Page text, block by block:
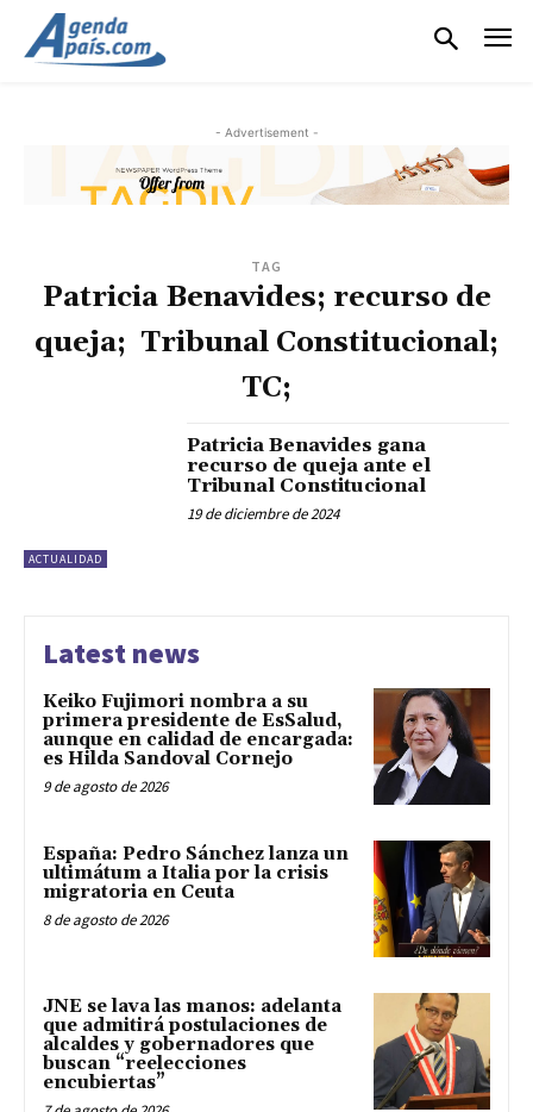
- Advertisement -
TAG
Patricia Benavides; recurso de
queja; Tribunal Constitucional;
TC;
ACTUALIDAD
Patricia Benavides gana
recurso de queja ante el
Tribunal Constitucional
19 de diciembre de 2024
Latest news
Keiko Fujimori nombra a su
primera presidente de EsSalud,
aunque en calidad de encargada:
es Hilda Sandoval Cornejo
9 de agosto de 2026
España: Pedro Sánchez lanza un
ultimátum a Italia por la crisis
migratoria en Ceuta
8 de agosto de 2026
JNE se lava las manos: adelanta
que admitirá postulaciones de
alcaldes y gobernadores que
buscan “reelecciones
encubiertas”